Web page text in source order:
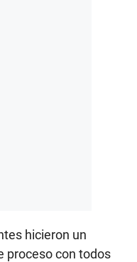
hicieron un
proceso con todos